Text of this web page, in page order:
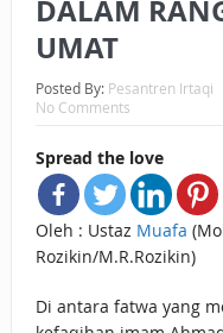
HUKUM MEMBAYAR
DALAM
UMAT
Posted By: Pesantren Irtaqi
No Comments
Spread the love
Oleh : Ustaz Muafa
Rozikin/M.R.Rozikin)
Di antara fatwa yang